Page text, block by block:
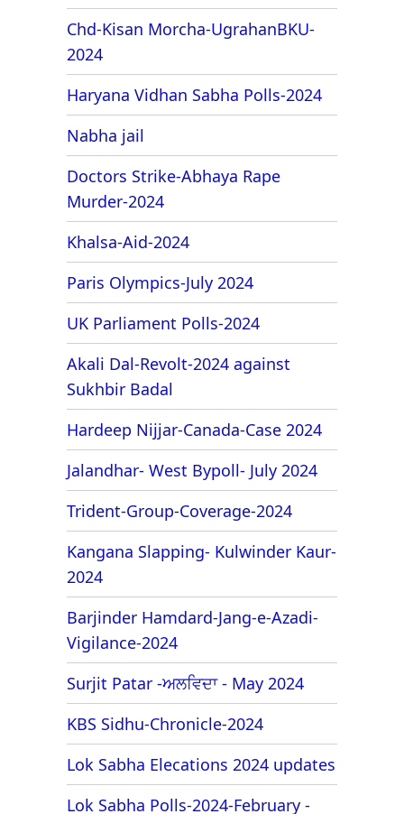
Chd-Kisan Morcha-UgrahanBKU-
2024
Haryana Vidhan Sabha Polls-2024
Nabha jail
Doctors Strike-Abhaya Rape
Murder-2024
Khalsa-Aid-2024
Paris Olympics-July 2024
UK Parliament Polls-2024
Akali Dal-Revolt-2024 against
Sukhbir Badal
Hardeep Nijjar-Canada-Case 2024
Jalandhar- West Bypoll- July 2024
Trident-Group-Coverage-2024
Kangana Slapping- Kulwinder Kaur-
2024
Barjinder Hamdard-Jang-e-Azadi-
Vigilance-2024
Surjit Patar -ਅਲਵਿਦਾ - May 2024
KBS Sidhu-Chronicle-2024
Lok Sabha Elecations 2024 updates
Lok Sabha Polls-2024-February -